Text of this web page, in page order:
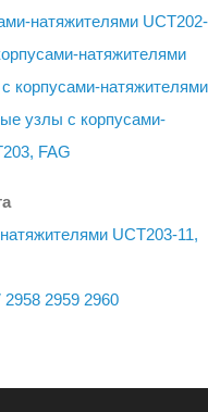
натяжителями UCT202-
натяжителями
корпусами-натяжителями
узлы с корпусами-
FAG
UCT203-11,
2958 2959 2960